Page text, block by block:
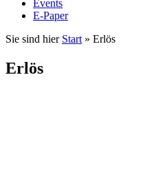
Events
E-Paper
Sie sind hier Start » Erlös
Erlös